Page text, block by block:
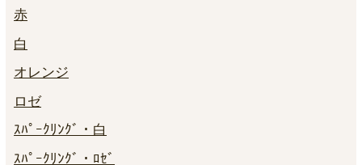
赤
白
オレンジ
ロゼ
ｽﾊﾟｰｸﾘﾝｸﾞ・白
ｽﾊﾟｰｸﾘﾝｸﾞ・ﾛｾﾞ